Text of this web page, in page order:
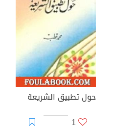
حول تطبيق الشريعة
1